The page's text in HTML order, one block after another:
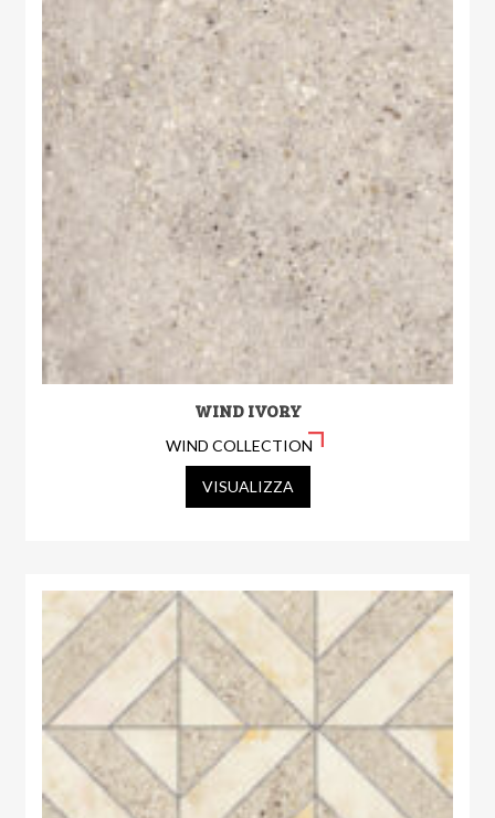
WIND IVORY
WIND COLLECTION
VISUALIZZA